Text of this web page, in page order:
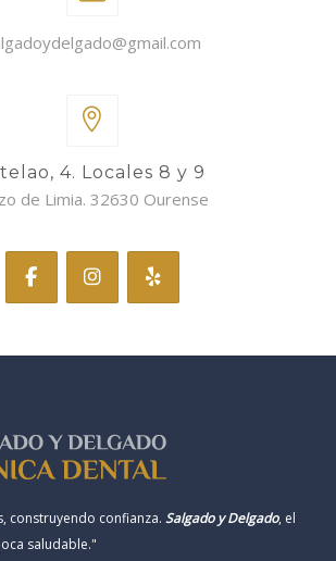
4. Locales 8 y 9
de Limia. 32630 Ourense
construyendo confianza. Salgado y Delgado, el
saludable."